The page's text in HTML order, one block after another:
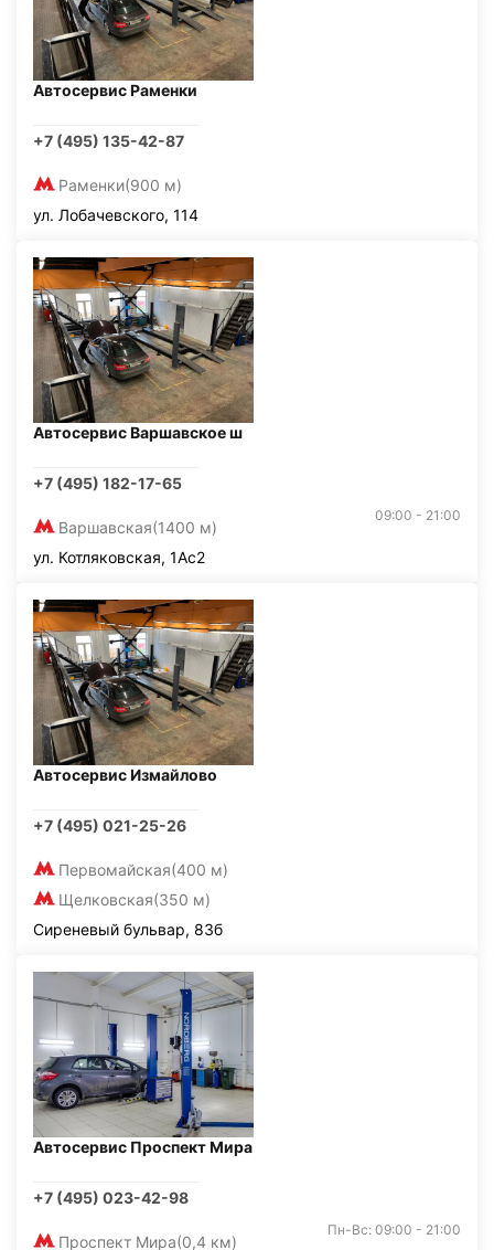
Автосервис Раменки
+7 (495) 135-42-87
Раменки(900 м)
ул. Лобачевского, 114
Автосервис Варшавское ш
+7 (495) 182-17-65
Варшавская(1400 м)
09:00 - 21:00
ул. Котляковская, 1Ас2
Автосервис Измайлово
+7 (495) 021-25-26
Первомайская(400 м)
Щелковская(350 м)
Сиреневый бульвар, 83б
Автосервис Проспект Мира
+7 (495) 023-42-98
Проспект Мира(0,4 км)
Пн-Вс: 09:00 - 21:00